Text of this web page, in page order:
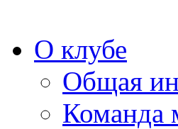
О клубе
Общая
Команда